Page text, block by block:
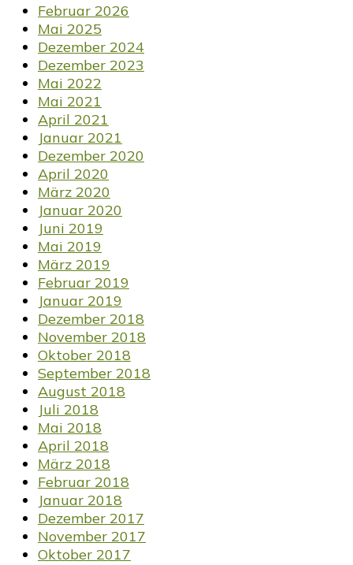
Februar 2026
Mai 2025
Dezember 2024
Dezember 2023
Mai 2022
Mai 2021
April 2021
Januar 2021
Dezember 2020
April 2020
März 2020
Januar 2020
Juni 2019
Mai 2019
März 2019
Februar 2019
Januar 2019
Dezember 2018
November 2018
Oktober 2018
September 2018
August 2018
Juli 2018
Mai 2018
April 2018
März 2018
Februar 2018
Januar 2018
Dezember 2017
November 2017
Oktober 2017